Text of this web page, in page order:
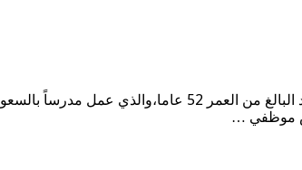
المرصد نيوز كشفت وسائل إعلام بريطانية تفاصيل مثيرة حول حياة